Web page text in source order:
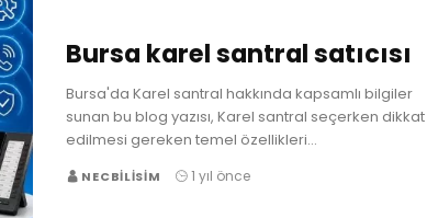
Bursa karel santral satıcısı
Bursa'da Karel santral hakkında kapsamlı bilgiler
sunan bu blog yazısı, Karel santral seçerken dikkat
edilmesi gereken temel özellikleri…
NECBILISIM 1 yıl önce